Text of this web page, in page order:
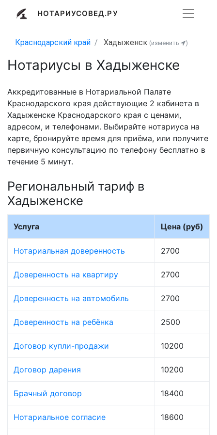
НОТАРИУСОВЕД.РУ
Краснодарский край Хадыженск (изменить )
Нотариусы в Хадыженске
Аккредитованные в Нотариальной Палате
Краснодарского края действующие 2 кабинета в
Хадыженске Краснодарского края с ценами,
адресом, и телефонами. Выбирайте нотариуса на
карте, бронируйте время для приёма, или получите
первичную консультацию по телефону бесплатно в
течение 5 минут.
Региональный тариф в
Хадыженске
Услуга Цена (руб)
Нотариальная доверенность 2700
Доверенность на квартиру 2700
Доверенность на автомобиль 2700
Доверенность на ребёнка 2500
Договор купли-продажи 10200
Договор дарения 10200
Брачный договор 18400
Нотариальное согласие 18600